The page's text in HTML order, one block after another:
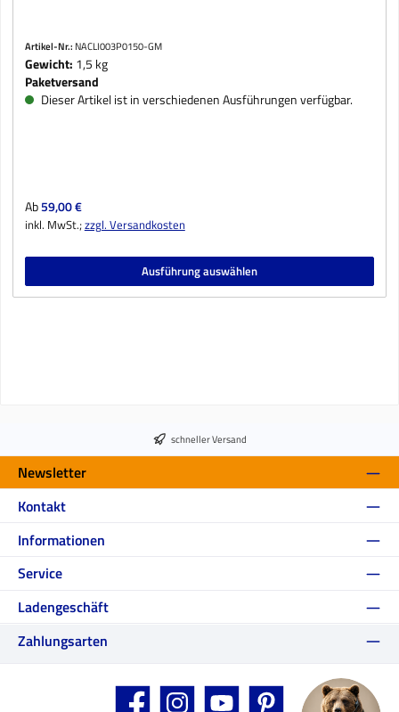
Artikel-Nr.: NACLI003P0150-GM
Gewicht: 1,5 kg
Paketversand
Dieser Artikel ist in verschiedenen Ausführungen verfügbar.
Regulärer Preis:
Ab59,00 €
inkl. MwSt.;zzgl. Versandkosten
Ausführung auswählen
schneller Versand
Newsletter
Kontakt
Informationen
Service
Ladengeschäft
Zahlungsarten
Facebook Instagram YouTube Pinterest